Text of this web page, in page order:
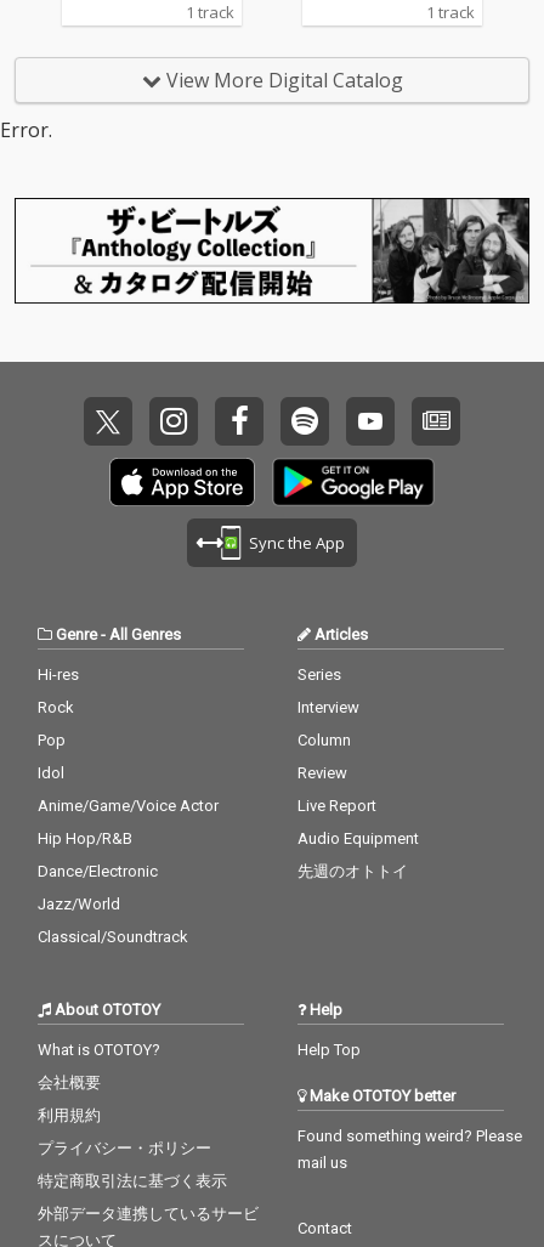
1 track 1 track
View More Digital Catalog
Error.
Sync the App
Genre- All Genres
Hi-res
Rock
Pop
Idol
Anime/Game/Voice Actor
Hip Hop/R&B
Dance/Electronic
Jazz/World
Classical/Soundtrack
Articles
Series
Interview
Column
Review
Live Report
Audio Equipment
先週のオトトイ
About OTOTOY
What is OTOTOY?
会社概要
利用規約
プライバシー・ポリシー
特定商取引法に基づく表示
外部データ連携しているサービ
スについて
Help
Help Top
Make OTOTOY better
Found something weird? Please
mail us
Contact